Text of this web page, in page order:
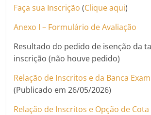
Faça sua Inscrição (Clique aqui)
Anexo I – Formulário de Avaliação
Resultado do pedido de isenção da
inscrição (não houve pedido)
Relação de Inscritos e da Banca
(Publicado em 26/05/2026)
Relação de Inscritos e Opção de Cota